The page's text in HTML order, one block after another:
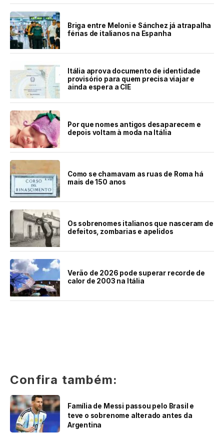
Briga entre Meloni e Sánchez já atrapalha
férias de italianos na Espanha
Itália aprova documento de identidade
provisório para quem precisa viajar e
ainda espera a CIE
Por que nomes antigos desaparecem e
depois voltam à moda na Itália
Como se chamavam as ruas de Roma há
mais de 150 anos
Os sobrenomes italianos que nasceram de
defeitos, zombarias e apelidos
Verão de 2026 pode superar recorde de
calor de 2003 na Itália
Confira também:
Família de Messi passou pelo Brasil e
teve o sobrenome alterado antes da
Argentina